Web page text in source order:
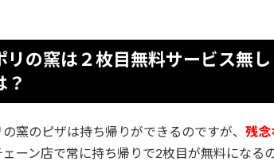
リの窯は２枚目無料サービス無
？
窯のピザは持ち帰りができるのですが、 残念
ェーン店で常に持ち帰りで2枚目が無料になる